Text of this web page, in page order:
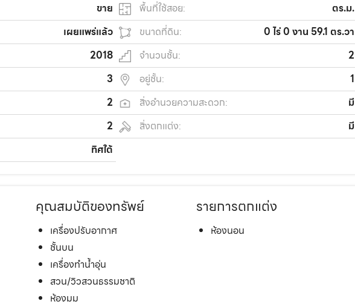
ขาย
เผยแพร่แล้ว
2018
3
2
2
ทิศใต้
พื้นที่ใช้สอย:
ตร.ม.
ขนาดที่ดิน:
0 ไร่ 0 งาน 59.1 ตร.วา
จำนวนชั้น:
2
อยู่ชั้น:
1
สิ่งอำนวยความสะดวก:
มี
สิ่งตกแต่ง:
มี
คุณสมบัติของทรัพย์
เครื่องปรับอากาศ
ชั้นบน
เครื่องทำน้ำอุ่น
สวน/วิวสวนธรรมชาติ
ห้องมม
รายการตกแต่ง
ห้องนอน